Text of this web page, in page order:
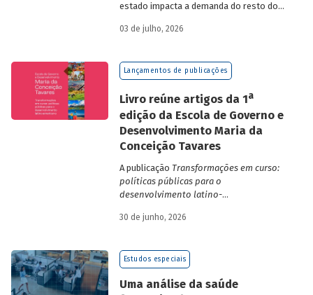
estado impacta a demanda do resto do
Grande do Sul.
03 de julho, 2026
Lançamentos de publicações
Livro reúne artigos da 1a
edição da Escola de Governo e
Desenvolvimento Maria da
Conceição Tavares
A publicação Transformações em curso:
políticas públicas para o
desenvolvimento latino-
da Escola de Governo e Desenvolvimento
30 de junho, 2026
Estudos especiais
Uma análise da saúde